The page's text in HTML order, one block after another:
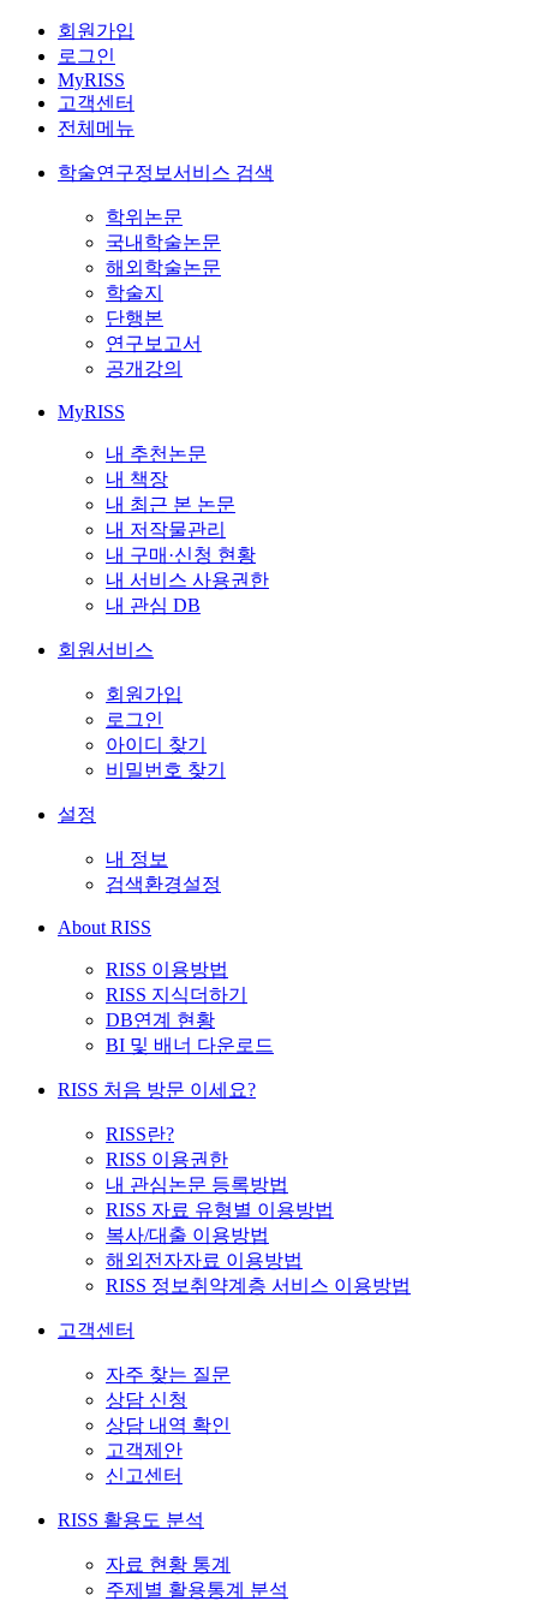
회원가입
로그인
MyRISS
고객센터
전체메뉴
학술연구정보서비스 검색
학위논문
국내학술논문
해외학술논문
학술지
단행본
연구보고서
공개강의
MyRISS
내 추천논문
내 책장
내 최근 본 논문
내 저작물관리
내 구매·신청 현황
내 서비스 사용권한
내 관심 DB
회원서비스
회원가입
로그인
아이디 찾기
비밀번호 찾기
설정
내 정보
검색환경설정
About RISS
RISS 이용방법
RISS 지식더하기
DB연계 현황
BI 및 배너 다운로드
RISS 처음 방문 이세요?
RISS란?
RISS 이용권한
내 관심논문 등록방법
RISS 자료 유형별 이용방법
복사/대출 이용방법
해외전자자료 이용방법
RISS 정보취약계층 서비스 이용방법
고객센터
자주 찾는 질문
상담 신청
상담 내역 확인
고객제안
신고센터
RISS 활용도 분석
자료 현황 통계
주제별 활용통계 분석